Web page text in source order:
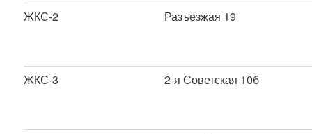
ЖКС-2 Разъезжая 19
ЖКС-3 2-я Советская 10б